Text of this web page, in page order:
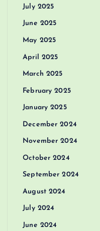
July 2025
June 2025
May 2025
April 2025
March 2025
February 2025
January 2025
December 2024
November 2024
October 2024
September 2024
August 2024
July 2024
June 2024